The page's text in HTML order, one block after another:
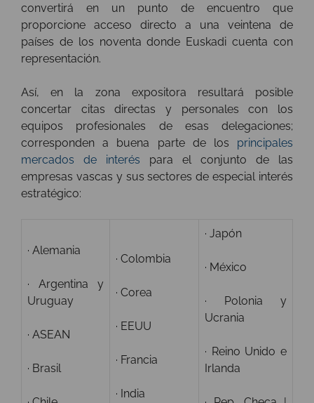
convertirá en un punto de encuentro que
proporcione acceso directo a una veintena de
países de los noventa donde Euskadi cuenta con
representación.
Así, en la zona expositora resultará posible
concertar citas directas y personales con los
equipos profesionales de esas delegaciones;
corresponden a buena parte de los principales
mercados de interés para el conjunto de las
empresas vascas y sus sectores de especial interés
estratégico:
· Alemania
· Argentina y
Uruguay
· ASEAN
· Brasil
· Colombia
· Corea
· EEUU
· Francia
· India
· Japón
· México
· Polonia y
Ucrania
· Reino Unido e
Irlanda